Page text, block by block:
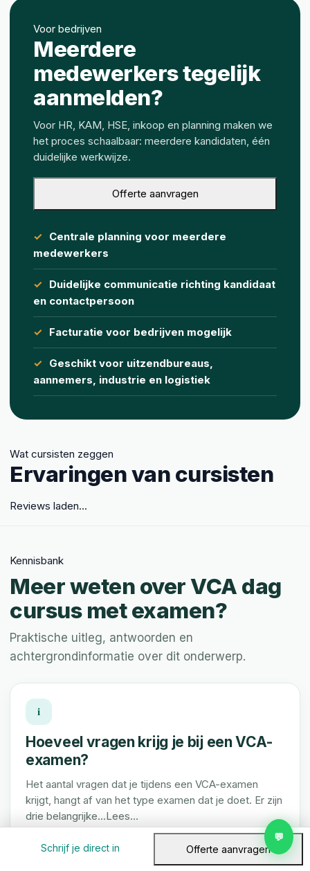
Voor bedrijven
Meerdere
medewerkers tegelijk
aanmelden?
Voor HR, KAM, HSE, inkoop en planning maken we
het proces schaalbaar: meerdere kandidaten, één
duidelijke werkwijze.
Offerte aanvragen
Centrale planning voor meerdere
medewerkers
Duidelijke communicatie richting kandidaat
en contactpersoon
Facturatie voor bedrijven mogelijk
Geschikt voor uitzendbureaus,
aannemers, industrie en logistiek
Wat cursisten zeggen
Ervaringen van cursisten
Reviews laden...
Kennisbank
Meer weten over VCA dag
cursus met examen?
Praktische uitleg, antwoorden en
achtergrondinformatie over dit onderwerp.
i
Hoeveel vragen krijg je bij een VCA-
examen?
Het aantal vragen dat je tijdens een VCA-examen
krijgt, hangt af van het type examen dat je doet. Er zijn
drie belangrijke...Lees…
Lees artikel →
Schrijf je direct in Offerte aanvragen
💬